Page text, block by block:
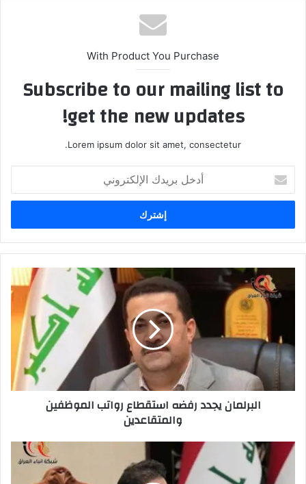
With Product You Purchase
Subscribe to our mailing list to
get the new updates!
Lorem ipsum dolor sit amet, consectetur.
بريدك
الإلكتروني
البرلمان
الموظفين
والمتقاعدين
البرلمان يجدد رفضه استقطاع رواتب الموظفين
والمتقاعدين
الكعبي:
تعزيز
رصيد